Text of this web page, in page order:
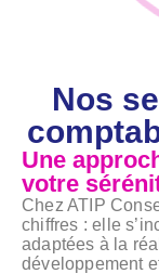
Nos
Une
votre
Chez ATIP
chiffres : elle
adaptées à la
développement